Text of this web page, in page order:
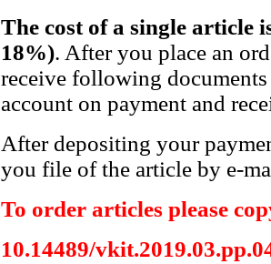
The cost of a single article
18%). After you place an
receive following
account on payment and
After depositing your
you file of the article by e-
To order articles please
10.14489/